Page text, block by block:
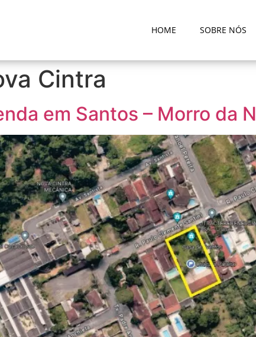
HOME SOBRE NÓS
Cintra
em Santos – Morro da